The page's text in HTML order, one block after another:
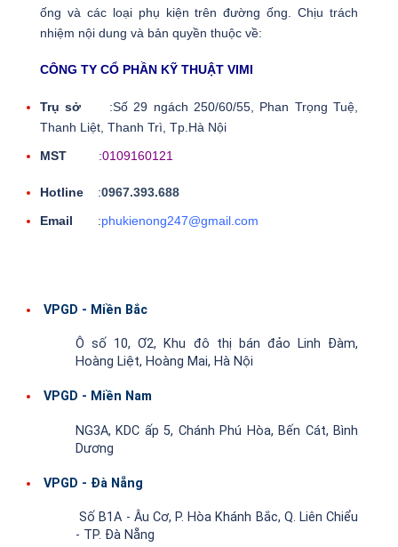
ống và các loại phụ kiện trên đường ống. Chịu trách
nhiệm nội dung và bản quyền thuộc về:
CÔNG TY CỔ PHẦN KỸ THUẬT VIMI
Trụ sở :Số 29 ngách 250/60/55, Phan Trọng Tuệ,
Thanh Liệt, Thanh Trì, Tp.Hà Nội
MST :0109160121
Hotline :0967.393.688
Email :phukienong247@gmail.com
VPGD - Miền Bắc
Ô số 10, Ơ2, Khu đô thị bán đảo Linh Đàm,
Hoàng Liệt, Hoàng Mai, Hà Nội
VPGD - Miền Nam
NG3A, KDC ấp 5, Chánh Phú Hòa, Bến Cát, Bình
Dương
VPGD - Đà Nẵng
Số B1A - Âu Cơ, P. Hòa Khánh Bắc, Q. Liên Chiểu
- TP. Đà Nẵng